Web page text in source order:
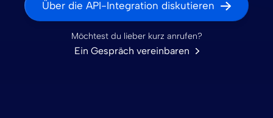
Über die API-Integration diskutieren
Möchtest du lieber kurz anrufen?
Ein Gespräch vereinbaren